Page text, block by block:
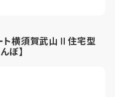
ト横須賀武山Ⅱ住宅型
ぼ】